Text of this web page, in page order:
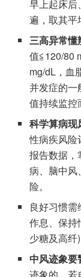
早上起床后
遍，取其平
三高异常懂
值≦120/80
mg/dL，血
并发症的一
值持续监控
科学算病现
性病疾风险
报告数据，
病、脑中风
险。
良好习惯
作息、保持
少糖及高纤
中风迹象要